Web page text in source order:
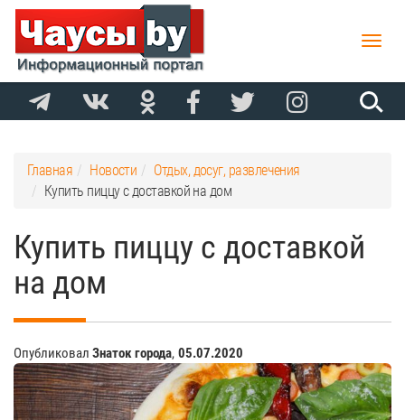
Toggle
Главная Новости
Отдых, досуг, развлечения
Купить пиццу с доставкой на дом
Купить пиццу с доставкой
на дом
Опубликовал Знаток города, 05.07.2020